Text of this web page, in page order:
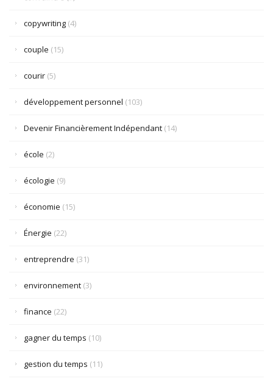
copywriting (4)
couple (15)
courir (5)
développement personnel (103)
Devenir Financièrement Indépendant (14)
école (2)
écologie (9)
économie (15)
Énergie (22)
entreprendre (31)
environnement (3)
finance (22)
gagner du temps (10)
gestion du temps (11)